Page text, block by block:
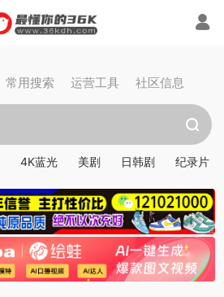
常用搜索 运营工具 社区信息
4K蓝光 美剧 日韩剧 纪录片